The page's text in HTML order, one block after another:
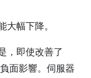
幅下降。
，即使改善了
面影響。伺服器